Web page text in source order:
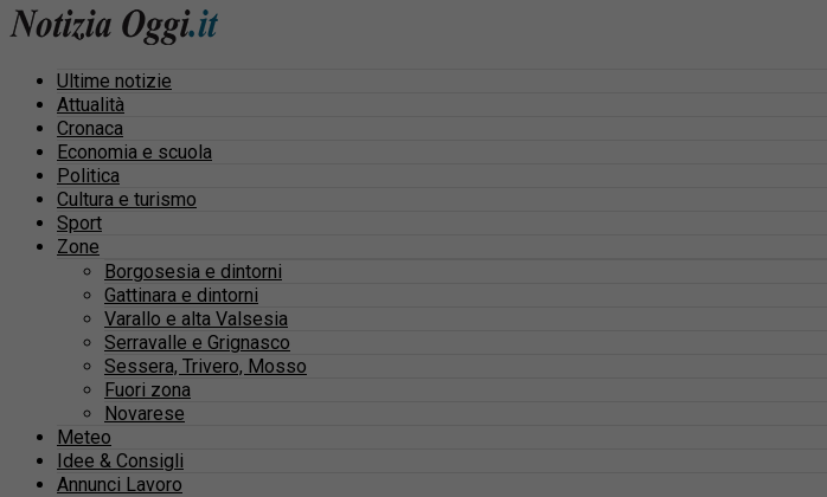
Ultime notizie
Attualità
Cronaca
Economia e scuola
Politica
Cultura e turismo
Sport
Zone
Borgosesia e dintorni
Gattinara e dintorni
Varallo e alta Valsesia
Serravalle e Grignasco
Sessera, Trivero, Mosso
Fuori zona
Novarese
Meteo
Idee & Consigli
Annunci Lavoro